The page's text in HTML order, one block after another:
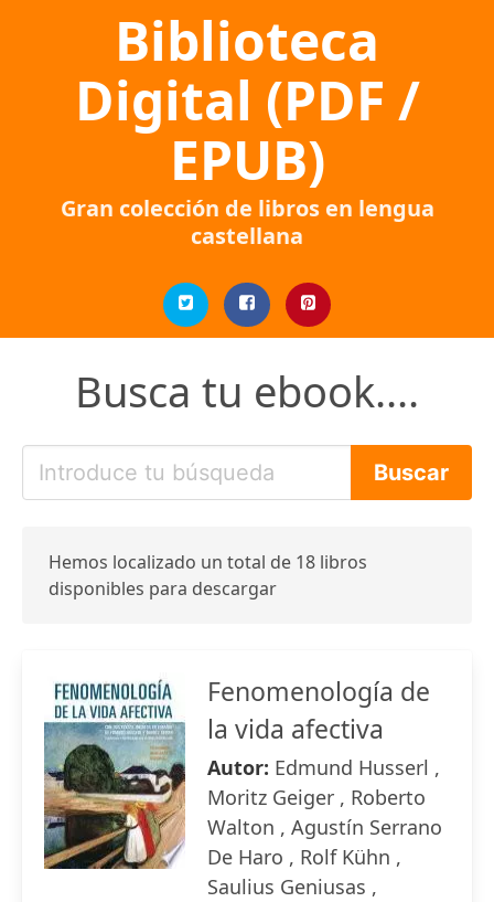
Biblioteca
Digital (PDF /
EPUB)
Gran colección de libros en lengua
castellana
Busca tu ebook....
Hemos localizado un total de 18 libros
disponibles para descargar
Fenomenología de
la vida afectiva
Autor: Edmund Husserl ,
Moritz Geiger , Roberto
Walton , Agustín Serrano
De Haro , Rolf Kühn ,
Saulius Geniusas ,